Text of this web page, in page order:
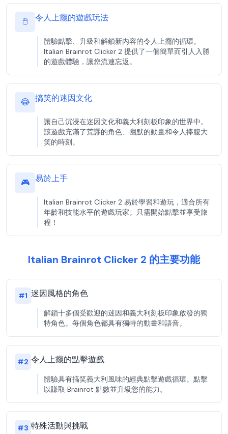
🖱️ 令人上癮的遊戲玩法
體驗點擊、升級和解鎖新內容的令人上癮的循環。
Italian Brainrot Clicker 2 提供了一個簡單而引人入勝
的遊戲體驗，讓您流連忘返。
😂 搞笑的迷因文化
讓自己沉浸在迷因文化和義大利刻板印象的世界中。
該遊戲充滿了荒謬的角色、幽默的動畫和令人捧腹大
笑的時刻。
🎮 易於上手
Italian Brainrot Clicker 2 易於學習和遊玩，適合所有
年齡和技能水平的遊戲玩家。只需開始點擊並享受旅
程！
Italian Brainrot Clicker 2 的主要功能
#1 迷因風格的角色
解鎖十多個受歡迎的迷因和義大利刻板印象啟發的獨
特角色。每個角色都具有獨特的動畫和語音。
#2 令人上癮的點擊遊戲
體驗具有搞笑義大利風味的經典點擊遊戲循環。點擊
以賺取 Brainrot 點數並升級您的能力。
#3 特殊活動與挑戰